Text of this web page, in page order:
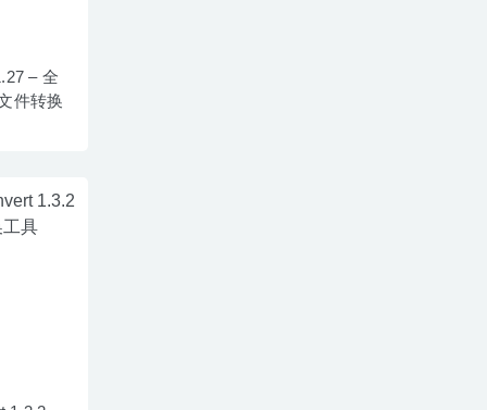
– 全
件转换